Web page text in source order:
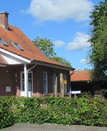
Narkose
Bestandsbetreuung Rind
Pferde
Geflügel, Tauben, Hühner